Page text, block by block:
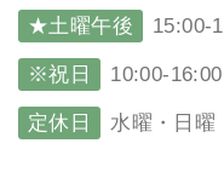
★土曜午後 15:00-
※祝日 10:00-16:00
定休日 水曜・日曜